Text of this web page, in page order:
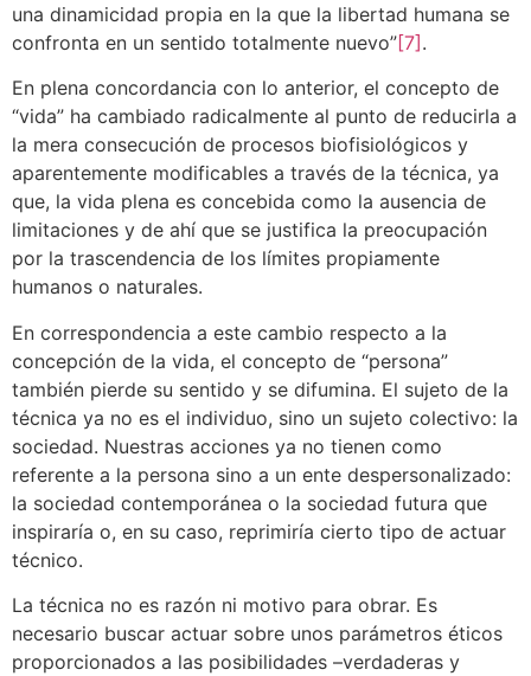
una dinamicidad propia en la que la libertad humana se
confronta en un sentido totalmente nuevo”[7].
En plena concordancia con lo anterior, el concepto de
“vida” ha cambiado radicalmente al punto de reducirla a
la mera consecución de procesos biofisiológicos y
aparentemente modificables a través de la técnica, ya
que, la vida plena es concebida como la ausencia de
limitaciones y de ahí que se justifica la preocupación
por la trascendencia de los límites propiamente
humanos o naturales.
En correspondencia a este cambio respecto a la
concepción de la vida, el concepto de “persona”
también pierde su sentido y se difumina. El sujeto de la
técnica ya no es el individuo, sino un sujeto colectivo: la
sociedad. Nuestras acciones ya no tienen como
referente a la persona sino a un ente despersonalizado:
la sociedad contemporánea o la sociedad futura que
inspiraría o, en su caso, reprimiría cierto tipo de actuar
técnico.
La técnica no es razón ni motivo para obrar. Es
necesario buscar actuar sobre unos parámetros éticos
proporcionados a las posibilidades –verdaderas y